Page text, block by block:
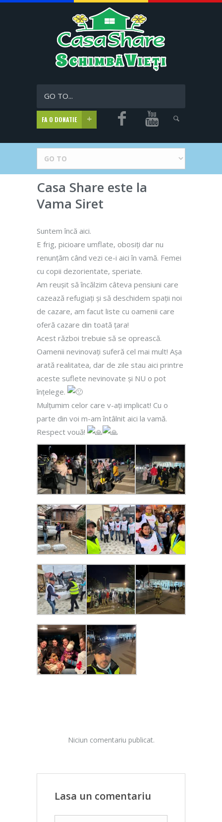
GO TO...
FA O DONATIE
Casa Share este la
Vama Siret
Suntem încă aici.
E frig, picioare umflate, obosiți dar nu
renunțăm când vezi ce-i aici în vamă. Femei
cu copii dezorientate, speriate.
Am reușit să încălzim câteva pensiuni care
cazează refugiați și să deschidem spații noi
de cazare, am facut liste cu oamenii care
oferă cazare din toată țara!
Acest război trebuie să se oprească.
Oamenii nevinovați suferă cel mai mult! Așa
arată realitatea, dar de zile stau aici printre
aceste suflete nevinovate și NU o pot
înțelege.
Mulțumim celor care v-ați implicat! Cu o
parte din voi m-am întâlnit aici la vamă.
Respect vouă!
Niciun comentariu publicat.
Lasa un comentariu